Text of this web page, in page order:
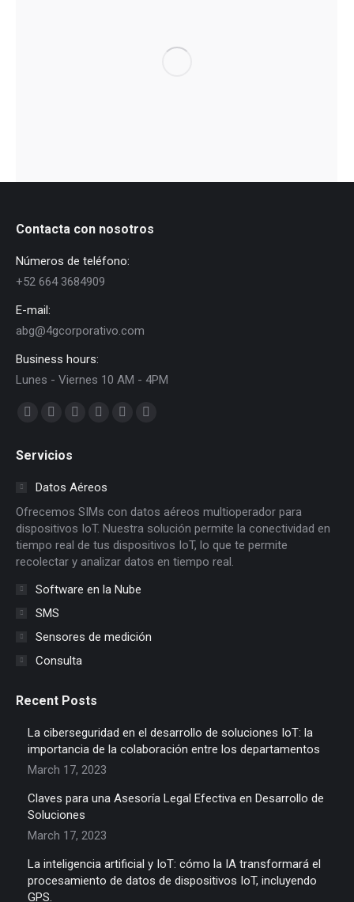
Contacta con nosotros
Números de teléfono:
+52 664 3684909
E-mail:
abg@4gcorporativo.com
Business hours:
Lunes - Viernes 10 AM - 4PM
Find us on:
Facebook
opens
window
X
opens
in
window
Dribbble
in
window
YouTube
in
window
Delicious
window
Flickr
window
Servicios
Datos Aéreos
Ofrecemos SIMs con datos aéreos multioperador para
dispositivos IoT. Nuestra solución permite la conectividad en
tiempo real de tus dispositivos IoT, lo que te permite
recolectar y analizar datos en tiempo real.
Software en la Nube
SMS
Sensores de medición
Consulta
Recent Posts
La ciberseguridad en el desarrollo de soluciones IoT: la
importancia de la colaboración entre los departamentos
March 17, 2023
Claves para una Asesoría Legal Efectiva en Desarrollo de
Soluciones
March 17, 2023
La inteligencia artificial y IoT: cómo la IA transformará el
procesamiento de datos de dispositivos IoT, incluyendo
GPS.